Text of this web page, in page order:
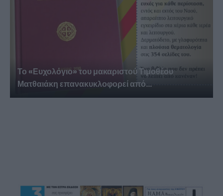
Το «Ευχολόγιο» του μακαριστού Τιμοθέου
Ματθαιάκη επανακυκλοφορεί από...